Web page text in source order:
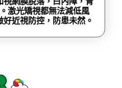
激光矯視都無法減低風
好近視防控，防患未然。